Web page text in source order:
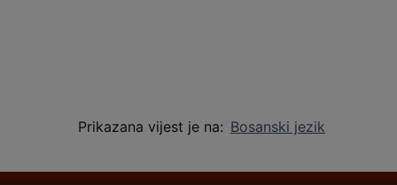
Prikazana vijest je na: Bosanski jezik